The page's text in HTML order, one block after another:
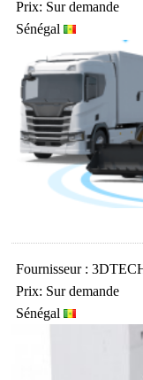
Prix: Sur demande
Sénégal
Fournisseur :
Prix: Sur demande
Sénégal